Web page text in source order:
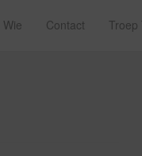
Wie Contact Troep